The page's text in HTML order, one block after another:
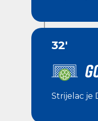
32'
Strijelac je